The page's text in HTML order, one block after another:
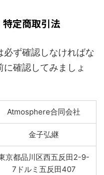
定商取引法
ず確認しなければな
確認してみましょ
Atmosphere合同会社
金子弘継
京都品川区西五反田2-9-
7ドルミ五反田407